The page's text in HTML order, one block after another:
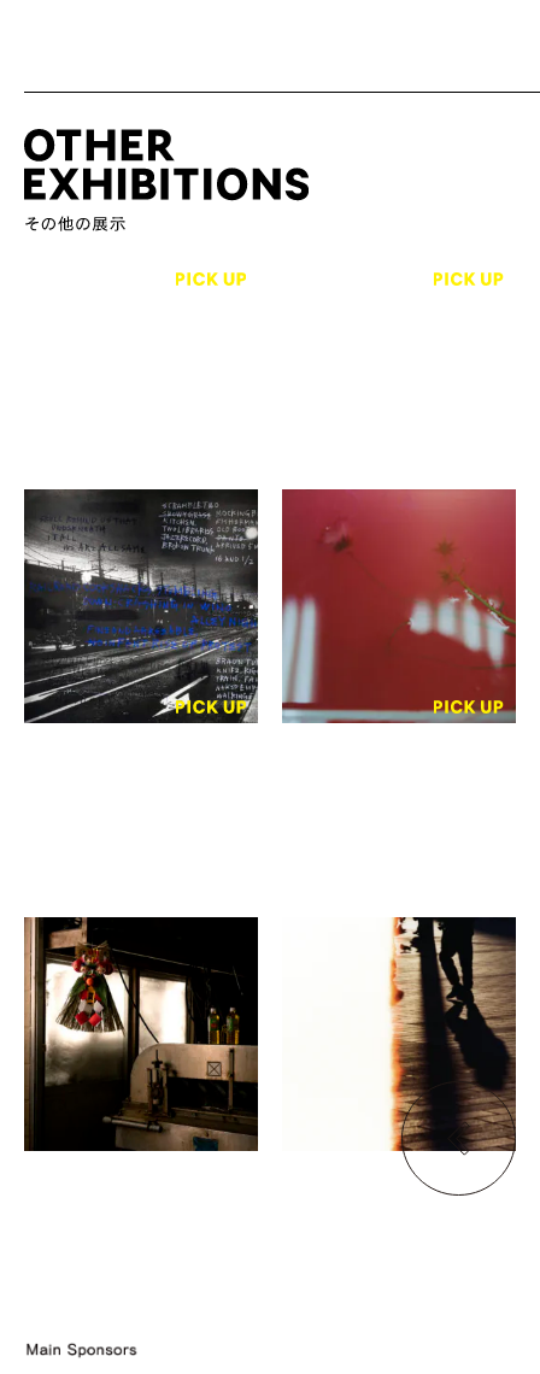
横山隆平
LETTERS / the noise in
my eyes
GOOD NATURE
STATION 4F GALLERY
Appear
GOOD NATURE
STATION 4F GALLERY
伊藤 妹
函館
タッセルホテル三条白川
木森株式会社